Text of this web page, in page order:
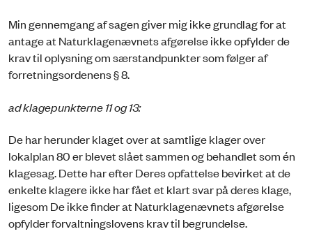
Min gennemgang af sagen giver mig ikke grundlag for at
antage at Naturklagenævnets afgørelse ikke opfylder de
krav til oplysning om særstandpunkter som følger af
forretningsordenens § 8.
ad klagepunkterne 11 og 13:
De har herunder klaget over at samtlige klager over
lokalplan 80 er blevet slået sammen og behandlet som én
klagesag. Dette har efter Deres opfattelse bevirket at de
enkelte klagere ikke har fået et klart svar på deres klage,
ligesom De ikke finder at Naturklagenævnets afgørelse
opfylder forvaltningslovens krav til begrundelse.